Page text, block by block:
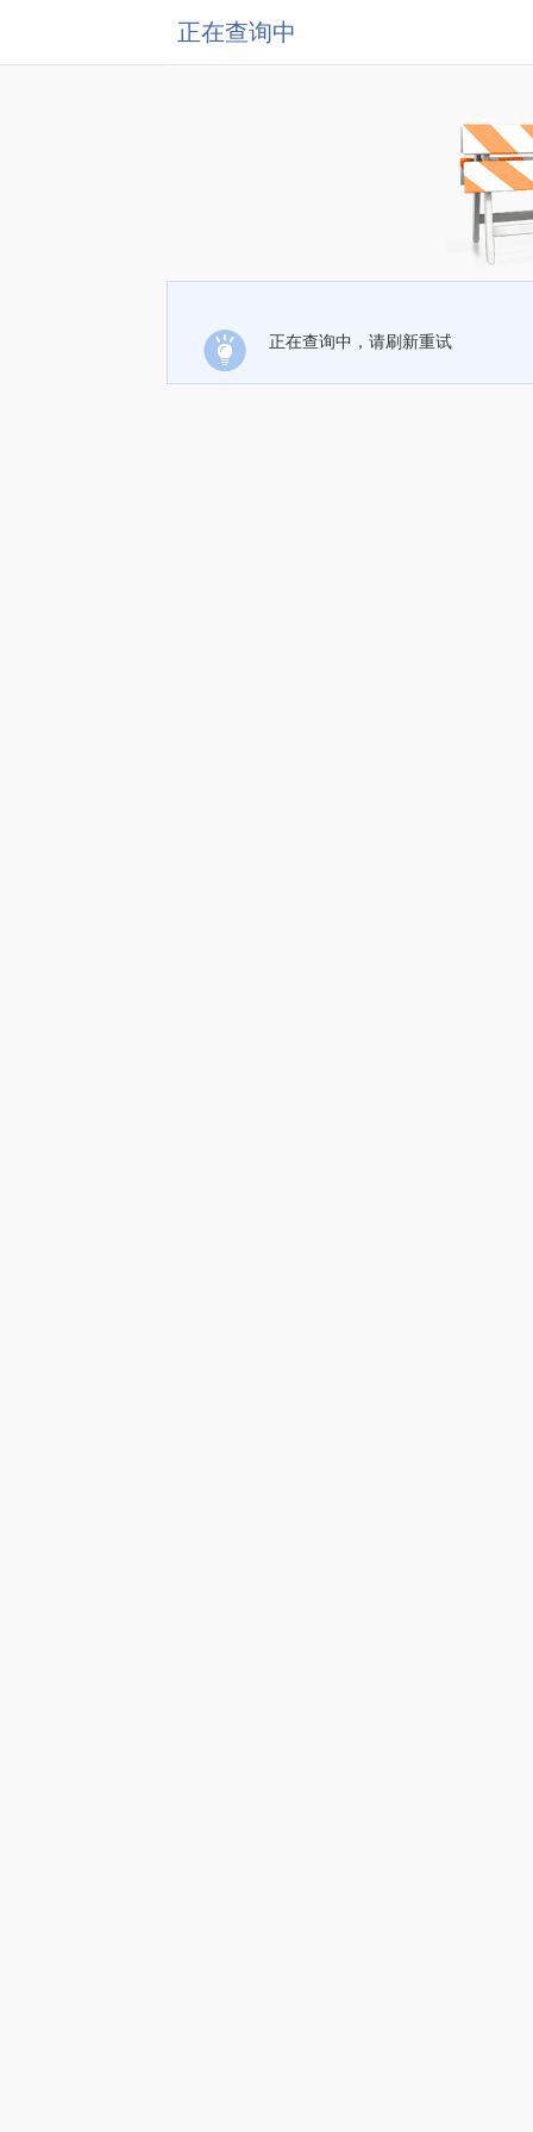
正在查询中
正在查询中，请刷新重试